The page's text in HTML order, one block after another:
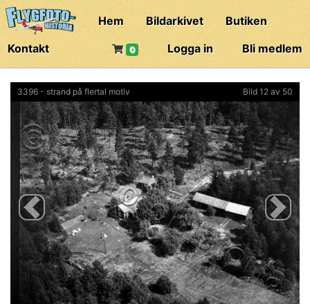
Hem Bildarkivet
Butiken
Kontakt
Bli medlem
Logga in
0
3396 - strand på flertal motiv Bild 12 av 50
Previous Next